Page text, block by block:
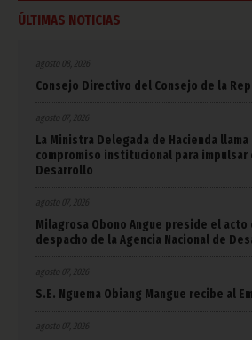
ÚLTIMAS NOTICIAS
agosto 08, 2026
Consejo Directivo del Consejo de la
agosto 07, 2026
La Ministra Delegada de Hacienda
compromiso institucional para impulsar
Desarrollo
agosto 07, 2026
Milagrosa Obono Angue preside el
despacho de la Agencia Nacional de
agosto 07, 2026
S.E. Nguema Obiang Mangue recibe al
agosto 07, 2026